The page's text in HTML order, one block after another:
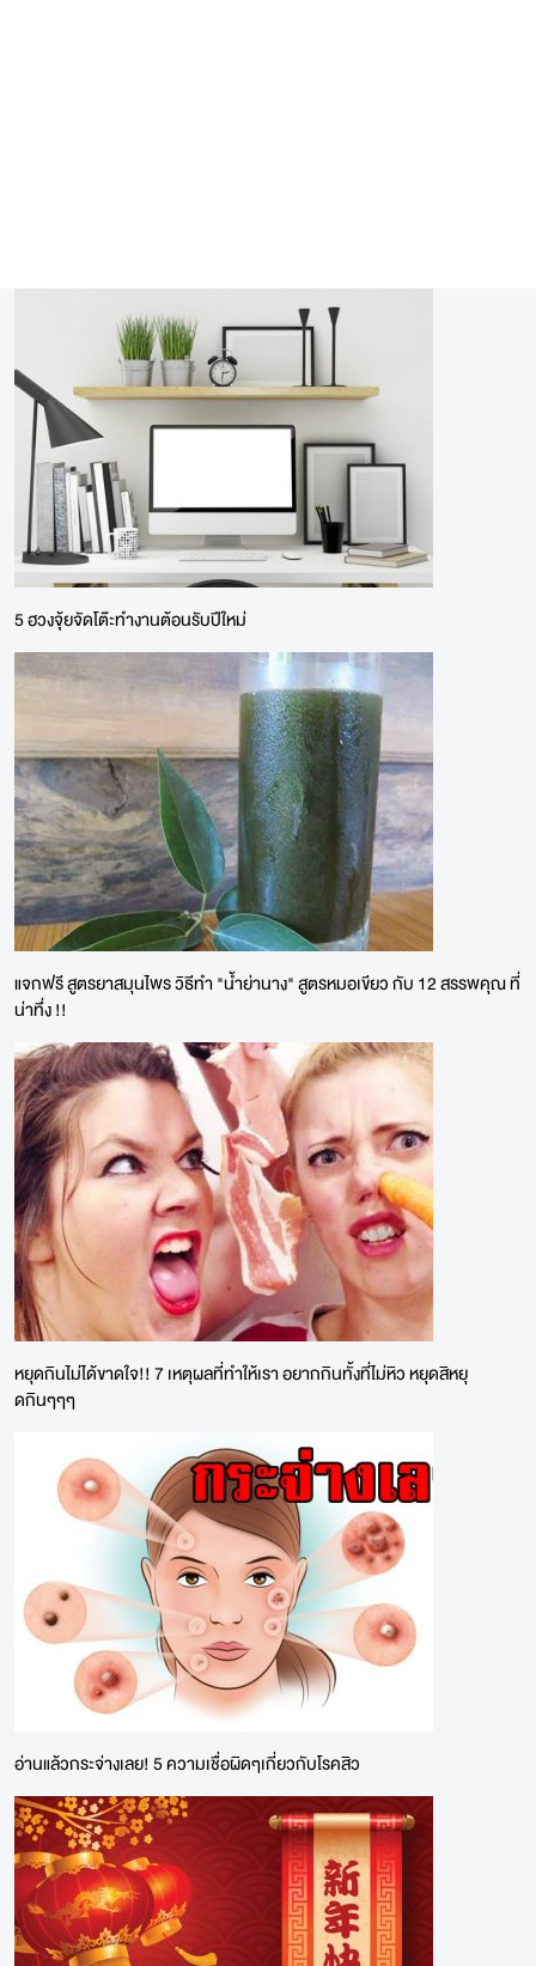
5 ฮวงจุ้ยจัดโต๊ะทำงานต้อนรับปีใหม่
แจกฟรี สูตรยาสมุนไพร วิธีทำ "น้ำย่านาง" สูตรหมอเขียว กับ 12 สรรพคุณ ที่
น่าทึ่ง !!
หยุดกินไม่ได้ขาดใจ!! 7 เหตุผลที่ทำให้เรา อยากกินทั้งที่ไม่หิว หยุดสิหยุ
ดกินๆๆๆ
อ่านแล้วกระจ่างเลย! 5 ความเชื่อผิดๆเกี่ยวกับโรคสิว